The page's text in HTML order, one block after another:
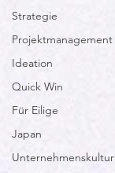
Strategie
Projektmanagement
Ideation
Quick Win
Für Eilige
Japan
Unternehmenskultur